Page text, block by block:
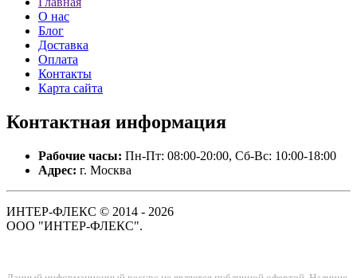
О нас
Блог
Доставка
Оплата
Контакты
Карта сайта
Контактная информация
Рабочие часы: Пн-Пт: 08:00-20:00, Сб-Вс: 10:00-18:00
Адрес: г. Москва
ИНТЕР-ФЛЕКС © 2014 - 2026
ООО "ИНТЕР-ФЛЕКС".